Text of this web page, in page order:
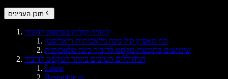
תוכן העניינים
להכיר קולות בטקסט לדיבור
מה מאפיין קול בינה מלאכותית ריאליסטי
שימושים בתוכנות טקסט לדיבור בינה מלאכותית
המחוללים הטובים ביותר לטקסט לדיבור
Listnr
Resemble.ai